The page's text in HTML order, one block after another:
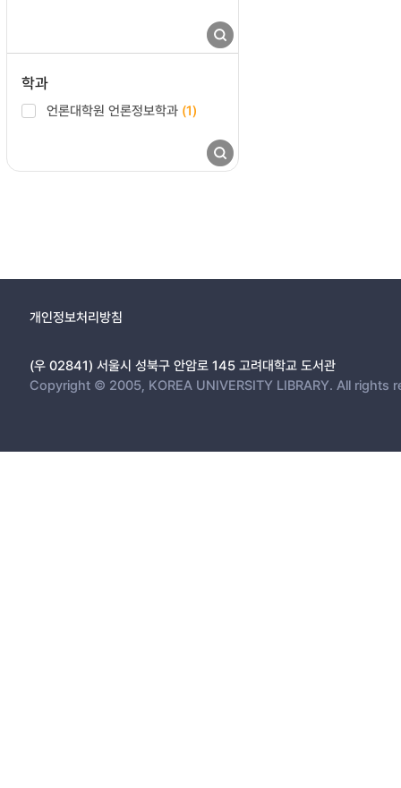
학과
언론대학원 언론정보학과 (1)
개인정보처리방침
(우 02841) 서울시 성북구 안암로 145 고려대학교 도서관
Copyright © 2005, KOREA UNIVERSITY LIBRARY. All rights